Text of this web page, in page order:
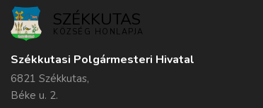
SZÉKKUTAS
KÖZSÉG HONLAPJA
Székkutasi Polgármesteri Hivatal
6821 Székkutas,
Béke u. 2.